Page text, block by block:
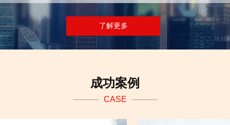
了解更多
成功案例
CASE